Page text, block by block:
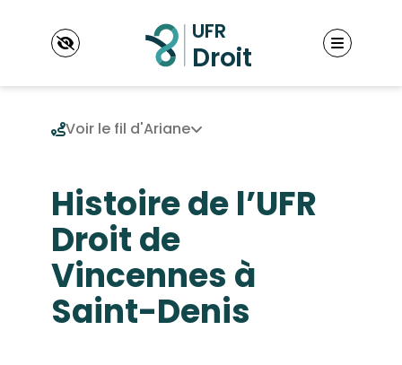
UFR
Présentation
Le conseil d’UFR
Les enseignants
L’administration de l’UFR
Situation et accès
Formations
Licence
Masters
Diplômes d’université (DU, DESU)
Scolarité
CALENDRIER UNIVERSITAIRE
Voir le fil d'Ariane
Histoire de l’UFR
Droit de
Vincennes à
Saint-Denis